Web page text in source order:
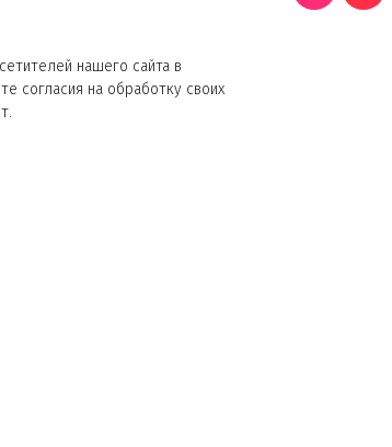
нашего сайта в
согласия на обработку своих